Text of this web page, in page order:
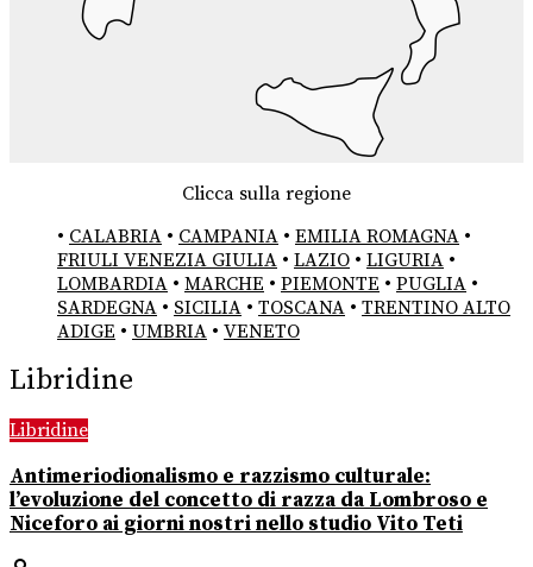
Clicca sulla regione
• CALABRIA • CAMPANIA • EMILIA ROMAGNA •
FRIULI VENEZIA GIULIA • LAZIO • LIGURIA •
LOMBARDIA • MARCHE • PIEMONTE • PUGLIA •
SARDEGNA • SICILIA • TOSCANA • TRENTINO ALTO
ADIGE • UMBRIA • VENETO
Libridine
Libridine
Antimeriodionalismo e razzismo culturale:
l’evoluzione del concetto di razza da Lombroso e
Niceforo ai giorni nostri nello studio Vito Teti